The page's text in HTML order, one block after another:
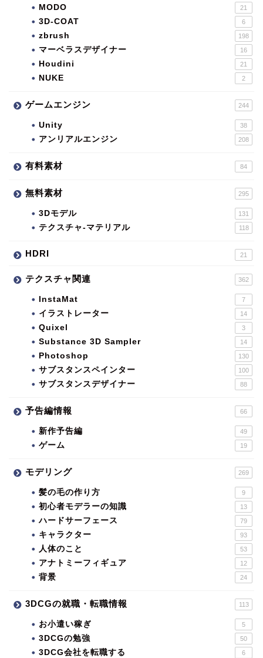
MODO 21
3D-COAT 6
zbrush 198
マーベラスデザイナー 16
Houdini 21
NUKE 2
ゲームエンジン 244
Unity 38
アンリアルエンジン 208
有料素材 84
無料素材 295
3Dモデル 131
テクスチャ-マテリアル 118
HDRI 21
テクスチャ関連 362
InstaMat 7
イラストレーター 14
Quixel 3
Substance 3D Sampler 14
Photoshop 130
サブスタンスペインター 100
サブスタンスデザイナー 88
予告編情報 66
新作予告編 49
ゲーム 19
モデリング 269
髪の毛の作り方 9
初心者モデラーの知識 13
ハードサーフェース 79
キャラクター 93
人体のこと 53
アナトミーフィギュア 12
背景 24
3DCGの就職・転職情報 113
お小遣い稼ぎ 5
3DCGの勉強 50
3DCG会社を転職する 6